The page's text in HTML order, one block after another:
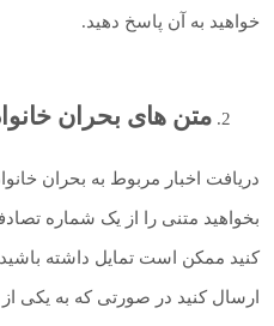
خواهید به آن پاسخ دهید.
متن های بحران
دریافت اخبار مربوط به بحران
بخواهید متنی را از یک شماره
کنید ممکن است تمایل داشته
ارسال کنید در صورتی که به یکی